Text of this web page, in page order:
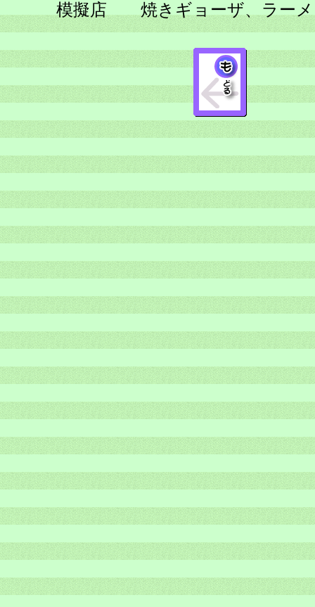
模擬店 焼きギョーザ、ラーメ